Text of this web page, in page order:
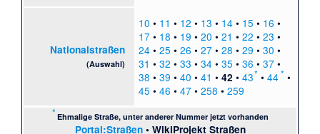
Nationalstraßen
(Auswahl)
10 • 11 • 12 • 13 • 14• 15 • 16 •
17• 18 • 19 • 20 • 21 • 22 • 23 •
24• 25 • 26 • 27• 28 • 29 • 30 •
31 • 32 • 33 • 34• 35 • 36 • 37•
38 • 39 • 40 • 41 • 42 • 43* •44* •
45 • 46 • 47• 258 • 259
* Ehmalige Straße, unter anderer Nummer jetzt vorhanden
Portal:Straßen• WikiProjekt Straßen